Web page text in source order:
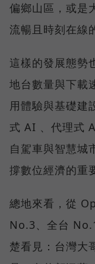
偏鄉山區，或是
流暢且時刻在線
這樣的發展態勢
地台數量與下載
用體驗與基礎建
式 AI 、代理式
自駕車與智慧城
撐數位經濟的重
總地來看，從
No.3、全台
楚看見：台灣大